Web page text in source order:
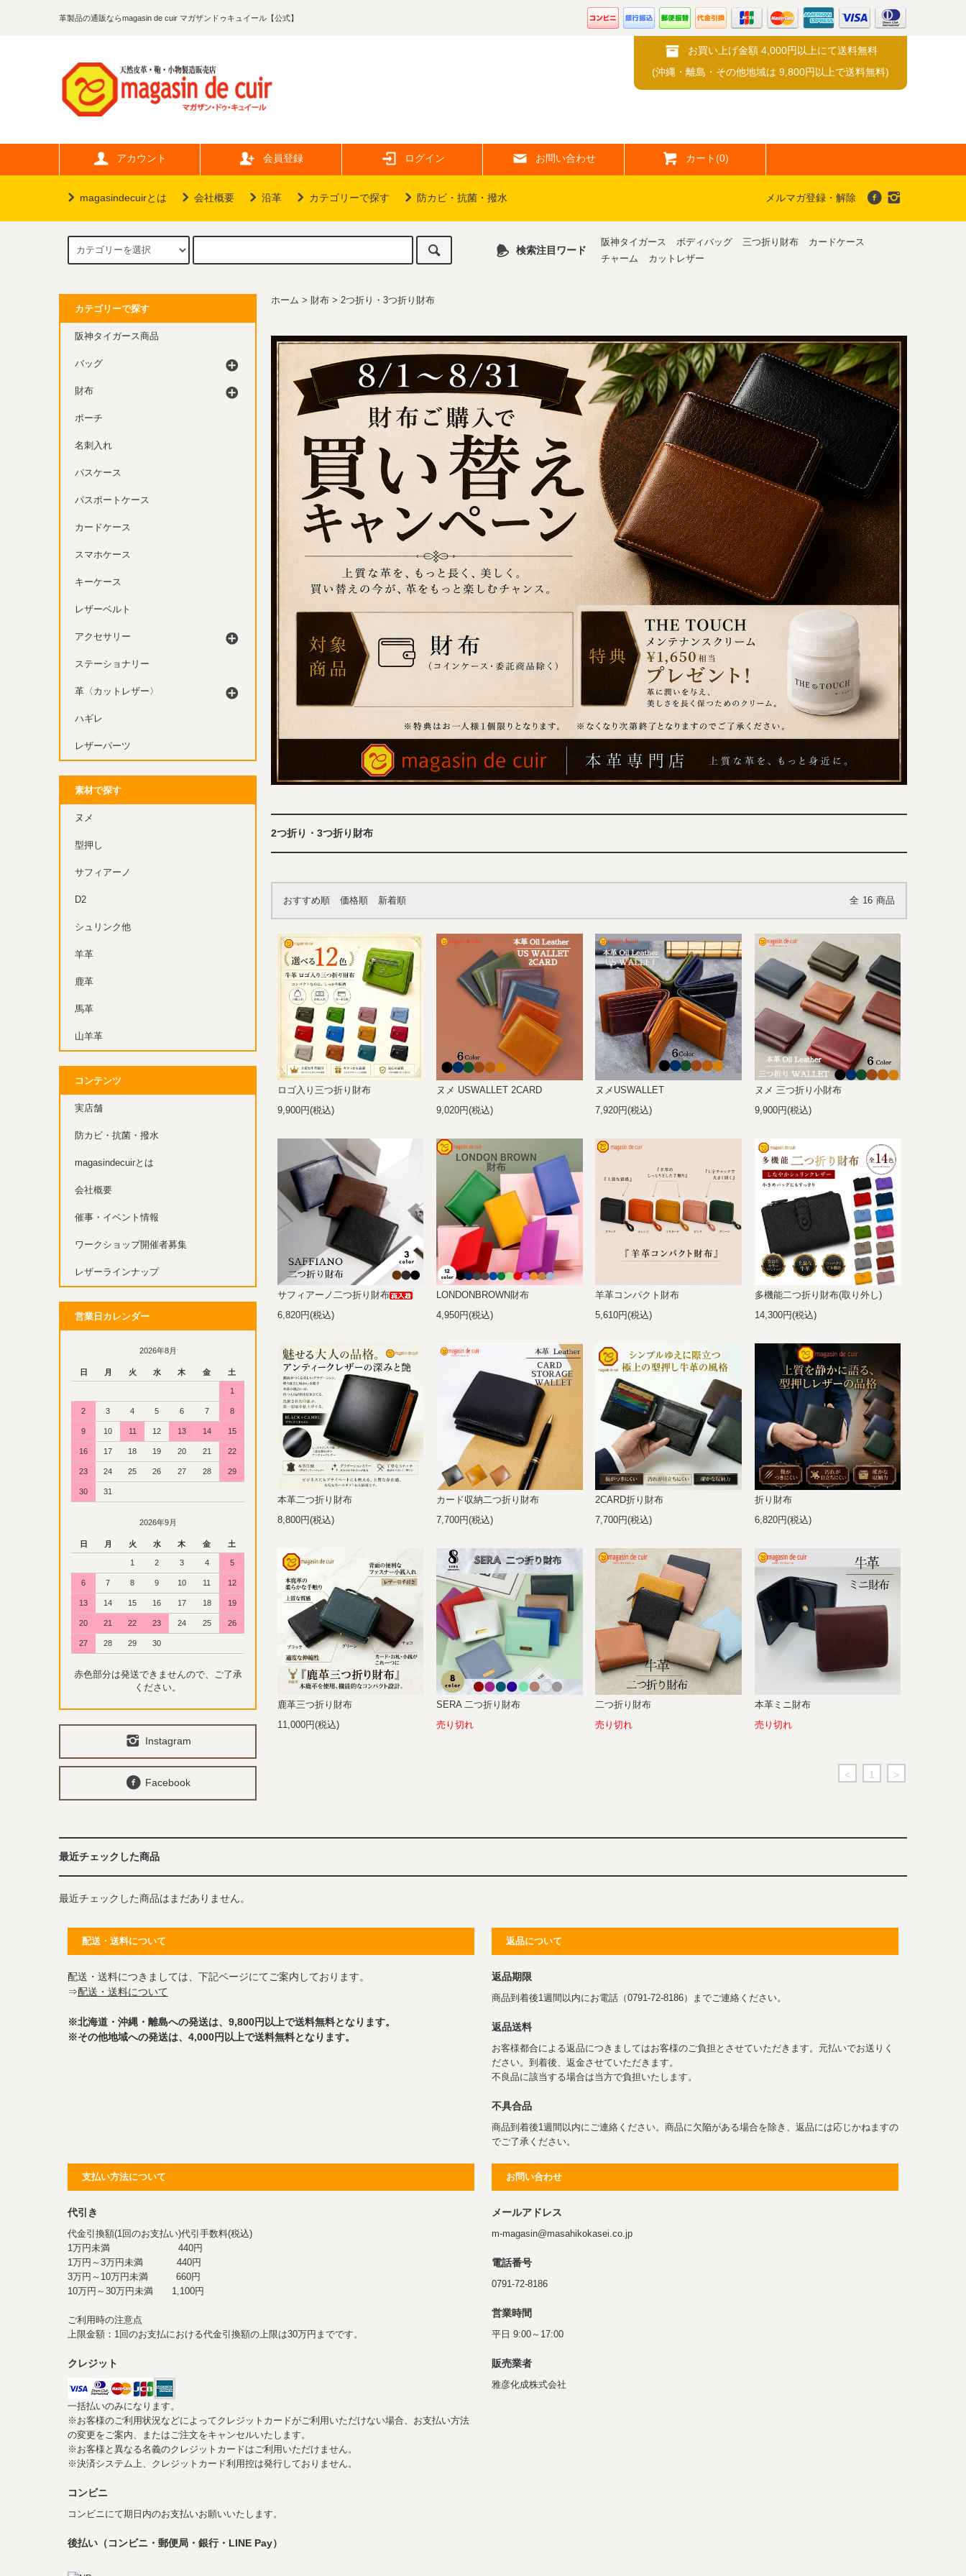
革製品の通販ならmagasin de cuir マガザンドゥキュイール【公式】
お買い上げ金額 4,000円以上にて送料無料
(沖縄・離島・その他地域は 9,800円以上で送料無料)
アカウント 会員登録 ログイン お問い合わせ カート(0)
magasindecuirとは 会社概要 沿革 カテゴリーで探す 防カビ・抗菌・撥水 メルマガ登録・解除
検索注目ワード
阪神タイガース ボディバッグ 三つ折り財布
カードケース
チャーム
カットレザー
ホーム > 財布 > 2つ折り・3つ折り財布
2つ折り・3つ折り財布
おすすめ順 価格順 新着順 全 16 商品
ロゴ入り三つ折り財布
9,900円(税込)
ヌメ USWALLET 2CARD
9,020円(税込)
ヌメUSWALLET
7,920円(税込)
ヌメ 三つ折り小財布
9,900円(税込)
サフィアーノ二つ折り財布
6,820円(税込)
LONDONBROWN財布
4,950円(税込)
羊革コンパクト財布
5,610円(税込)
多機能二つ折り財布(取り外し)
14,300円(税込)
本革二つ折り財布
8,800円(税込)
カード収納二つ折り財布
7,700円(税込)
2CARD折り財布
7,700円(税込)
折り財布
6,820円(税込)
鹿革三つ折り財布
11,000円(税込)
SERA 二つ折り財布
売り切れ
二つ折り財布
売り切れ
本革ミニ財布
売り切れ
< 1 >
カテゴリーで探す
阪神タイガース商品
バッグ
財布
ポーチ
名刺入れ
パスケース
パスポートケース
カードケース
スマホケース
キーケース
レザーベルト
アクセサリー
ステーショナリー
革〈カットレザー〉
ハギレ
レザーパーツ
素材で探す
ヌメ
型押し
サフィアーノ
D2
シュリンク他
羊革
鹿革
馬革
山羊革
コンテンツ
実店舗
防カビ・抗菌・撥水
magasindecuirとは
会社概要
催事・イベント情報
ワークショップ開催者募集
レザーラインナップ
営業日カレンダー
2026年8月
日 月 火 水 木 金 土
1
2 3 4 5 6 7 8
9 10 11 12 13 14 15
16 17 18 19 20 21 22
23 24 25 26 27 28 29
30 31
2026年9月
日 月 火 水 木 金 土
1 2 3 4 5
6 7 8 9 10 11 12
13 14 15 16 17 18 19
20 21 22 23 24 25 26
27 28 29 30
赤色部分は発送できませんので、ご了承
ください。
Instagram
Facebook
最近チェックした商品
最近チェックした商品はまだありません。
配送・送料について
配送・送料につきましては、下記ページにてご案内しております。
⇒配送・送料について
※北海道・沖縄・離島への発送は、9,800円以上で送料無料となります。
※その他地域への発送は、4,000円以上で送料無料となります。
返品について
返品期限
商品到着後1週間以内にお電話（0791-72-8186）までご連絡ください。
返品送料
お客様都合による返品につきましてはお客様のご負担とさせていただきます。元払いでお送りく
ださい。到着後、返金させていただきます。
不良品に該当する場合は当方で負担いたします。
不具合品
商品到着後1週間以内にご連絡ください。商品に欠陥がある場合を除き、返品には応じかねますの
でご了承ください。
支払い方法について
代引き
代金引換額(1回のお支払い)代引手数料(税込)
1万円未満 440円
1万円～3万円未満 440円
3万円～10万円未満 660円
10万円～30万円未満 1,100円
ご利用時の注意点
上限金額：1回のお支払における代金引換額の上限は30万円までです。
クレジット
一括払いのみになります。
※お客様のご利用状況などによってクレジットカードがご利用いただけない場合、お支払い方法
の変更をご案内、またはご注文をキャンセルいたします。
※お客様と異なる名義のクレジットカードはご利用いただけません。
※決済システム上、クレジットカード利用控は発行しておりません。
コンビニ
コンビニにて期日内のお支払いお願いいたします。
後払い（コンビニ・郵便局・銀行・LINE Pay）
お問い合わせ
メールアドレス
m-magasin@masahikokasei.co.jp
電話番号
0791-72-8186
営業時間
平日 9:00～17:00
販売業者
雅彦化成株式会社